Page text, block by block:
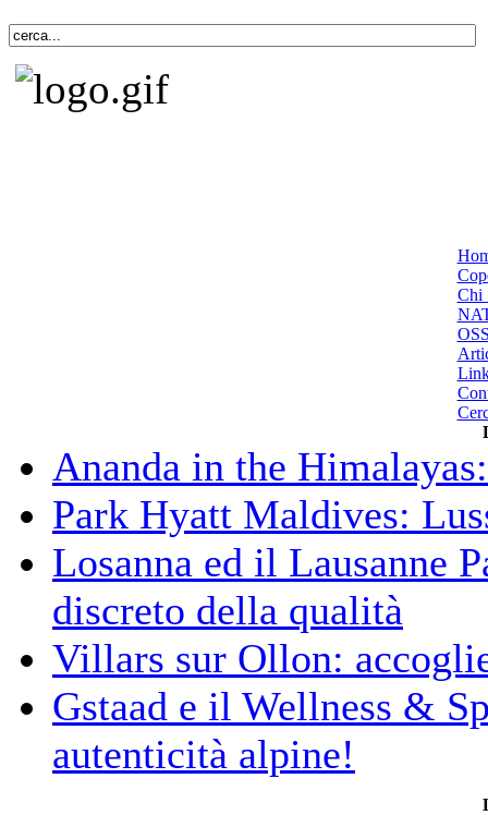
Chi
Ananda in the
Park Hyatt Maldives:
Losanna ed il Lausanne
discreto della qualità
Villars sur Ollon:
Gstaad e il Wellness &
autenticità alpine!